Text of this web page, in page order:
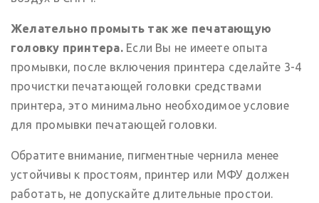
Желательно промыть так же печатающую
головку принтера.Если Вы не имеете опыта
промывки, после включения принтера сделайте 3-4
прочистки печатающей головки средствами
принтера, это минимально необходимое условие
для промывки печатающей головки.
Обратите внимание, пигментные чернила менее
устойчивы к простоям, принтер или МФУ должен
работать, не допускайте длительные простои.